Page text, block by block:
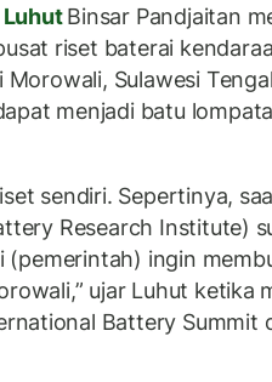
Binsar Pandjaitan
riset baterai
Sulawesi
menjadi batu
sendiri. Sepertinya,
Research Institute)
(pemerintah) ingin
ujar Luhut ketika
Battery Summit